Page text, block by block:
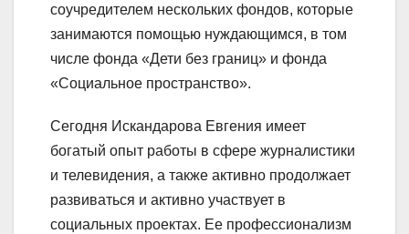
соучредителем нескольких фондов, которые
занимаются помощью нуждающимся, в том
числе фонда «Дети без границ» и фонда
«Социальное пространство».
Сегодня Искандарова Евгения имеет
богатый опыт работы в сфере журналистики
и телевидения, а также активно продолжает
развиваться и активно участвует в
социальных проектах. Ее профессионализм